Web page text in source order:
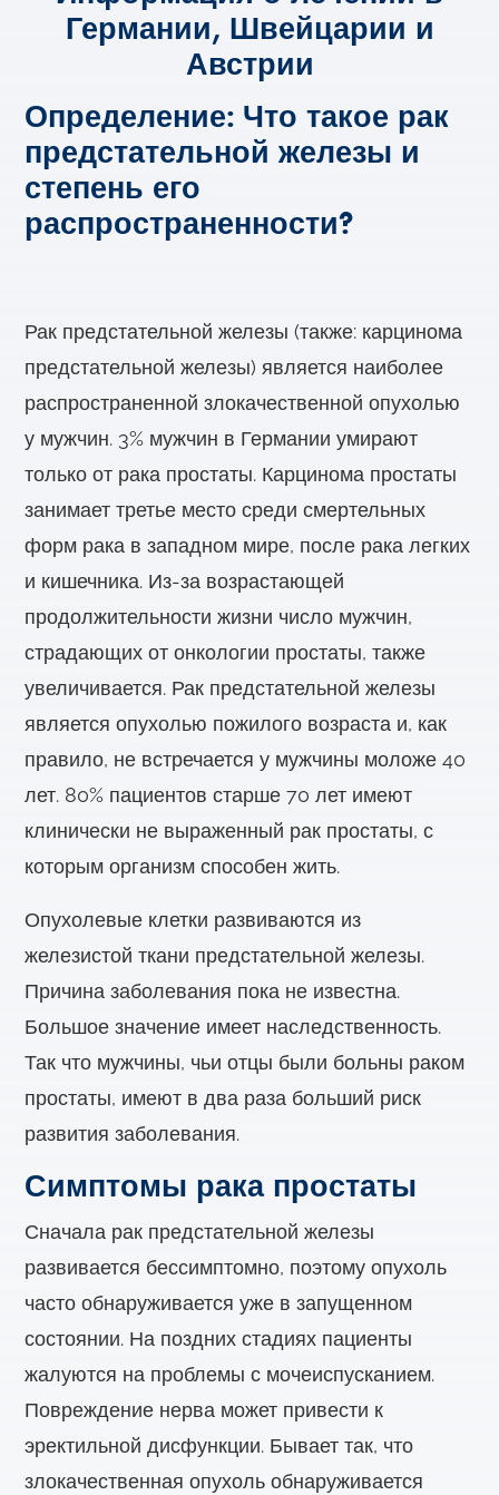
Германии, Швейцарии и
Австрии
Определение: Что такое рак
предстательной железы и
степень его
распространенности?
Рак предстательной железы (также: карцинома
предстательной железы) является наиболее
распространенной злокачественной опухолью
у мужчин. 3% мужчин в Германии умирают
только от рака простаты. Карцинома простаты
занимает третье место среди смертельных
форм рака в западном мире, после рака легких
и кишечника. Из-за возрастающей
продолжительности жизни число мужчин,
страдающих от онкологии простаты, также
увеличивается. Рак предстательной железы
является опухолью пожилого возраста и, как
правило, не встречается у мужчины моложе 40
лет. 80% пациентов старше 70 лет имеют
клинически не выраженный рак простаты, с
которым организм способен жить.
Опухолевые клетки развиваются из
железистой ткани предстательной железы.
Причина заболевания пока не известна.
Большое значение имеет наследственность.
Так что мужчины, чьи отцы были больны раком
простаты, имеют в два раза больший риск
развития заболевания.
Симптомы рака простаты
Сначала рак предстательной железы
развивается бессимптомно, поэтому опухоль
часто обнаруживается уже в запущенном
состоянии. На поздних стадиях пациенты
жалуются на проблемы с мочеиспусканием.
Повреждение нерва может привести к
эректильной дисфункции. Бывает так, что
злокачественная опухоль обнаруживается